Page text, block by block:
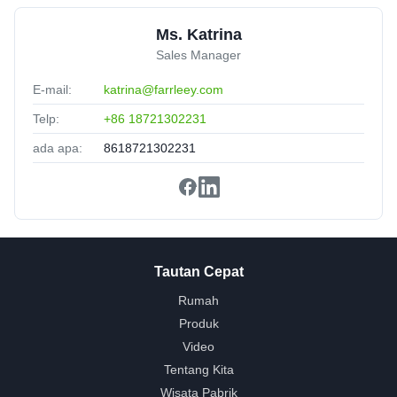
Ms. Katrina
Sales Manager
E-mail: katrina@farrleey.com
Telp: +86 18721302231
ada apa: 8618721302231
Tautan Cepat
Rumah
Produk
Video
Tentang Kita
Wisata Pabrik